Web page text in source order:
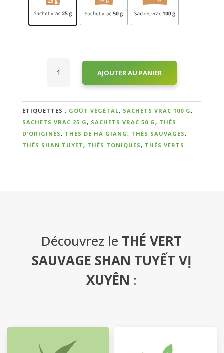
Qui
sommes-
nous
La
Boutique
Contact
Sauvage
Shan
Tuyết
Vị
AJOUTER AU PANIER
ÉTIQUETTES : GOÛT VÉGÉTAL, SACHETS VRAC 100 G,
SACHETS VRAC 25 G, SACHETS VRAC 50 G, THÉS
D'ORIGINES, THÉS DE HÀ GIANG, THÉS SAUVAGES,
THÉS SHAN TUYET, THÉS TONIQUES, THÉS VERTS
Découvrez le THÉ VERT
SAUVAGE SHAN TUYẾT VỊ
XUYÊN :